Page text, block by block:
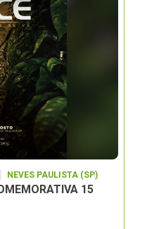
NEVES PAULISTA (SP)
15